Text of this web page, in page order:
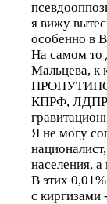
я вижу
особенно в
На самом то
Мальцева, к
КПРФ, ЛДПР,
Я не могу
населения,
В этих
с